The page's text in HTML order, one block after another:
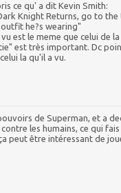
ce qu' a dit Kevin Smith:
Knight Returns, go to
he?s wearing"
est le meme que celui de
est très important. Dc
la qu'il a vu.
de Superman, et a
les humains, ce qui
peut être intéressant de